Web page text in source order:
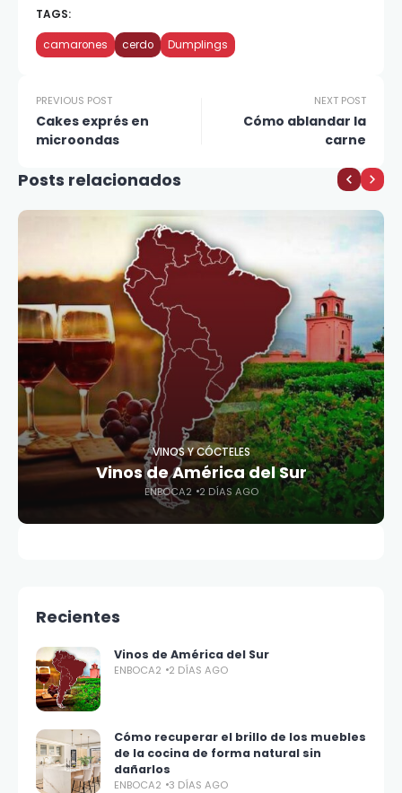
TAGS:
camarones cerdo Dumplings
PREVIOUS POST
Cakes exprés en
microondas
NEXT POST
Cómo ablandar la
carne
Posts relacionados
VINOS Y CÓCTELES
Vinos de América del Sur
ENBOCA2 2 DÍAS AGO
Recientes
Vinos de América del Sur
ENBOCA2 2 DÍAS AGO
Cómo recuperar el brillo de los muebles
de la cocina de forma natural sin
dañarlos
ENBOCA2 3 DÍAS AGO